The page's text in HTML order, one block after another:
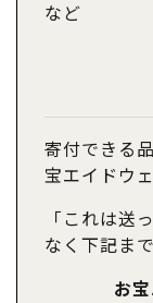
など
寄付できる
宝エイドウ
「これは送
なく下記ま
お